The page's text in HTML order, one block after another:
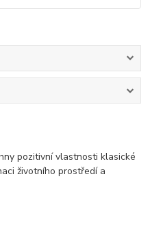
pozitivní vlastnosti klasické
životního prostředí a